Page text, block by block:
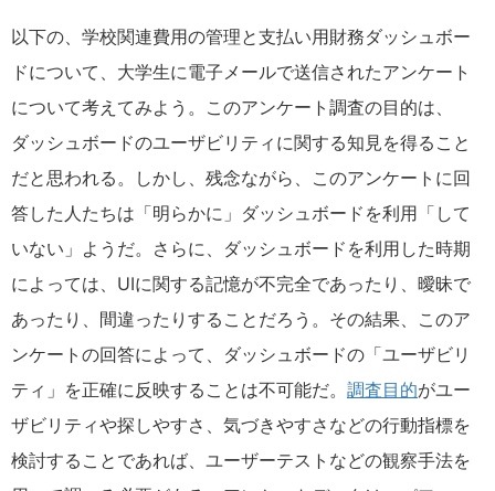
以下の、学校関連費用の管理と支払い用財務ダッシュボー
ドについて、大学生に電子メールで送信されたアンケート
について考えてみよう。このアンケート調査の目的は、
ダッシュボードのユーザビリティに関する知見を得ること
だと思われる。しかし、残念ながら、このアンケートに回
答した人たちは「明らかに」ダッシュボードを利用「して
いない」ようだ。さらに、ダッシュボードを利用した時期
によっては、UIに関する記憶が不完全であったり、曖昧で
あったり、間違ったりすることだろう。その結果、このア
ンケートの回答によって、ダッシュボードの「ユーザビリ
ティ」を正確に反映することは不可能だ。 調査目的がユー
ザビリティや探しやすさ、気づきやすさなどの行動指標を
検討することであれば、ユーザーテストなどの観察手法を